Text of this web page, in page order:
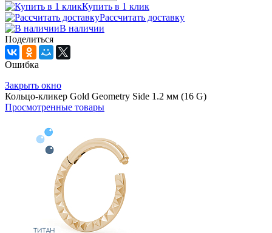
Купить в 1 клик
Рассчитать доставку
В наличии
Поделиться
Ошибка
Закрыть окно
Кольцо-кликер Gold Geometry Side 1.2 мм (16 G)
Просмотренные товары